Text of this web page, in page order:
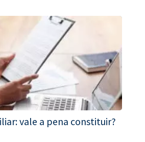
vale a pena constituir?